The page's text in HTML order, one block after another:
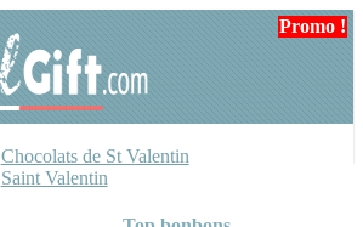
Chocolats de St Valentin
Saint Valentin
Promo !